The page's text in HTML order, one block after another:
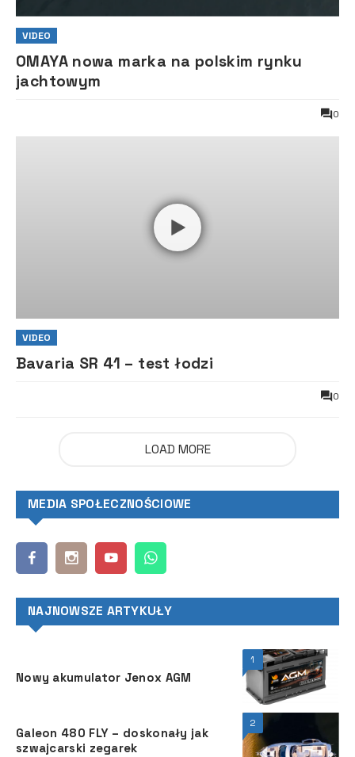
VIDEO
OMAYA nowa marka na polskim rynku
jachtowym
0
VIDEO
Bavaria SR 41 – test łodzi
0
LOAD MORE
MEDIA SPOŁECZNOŚCIOWE
NAJNOWSZE ARTYKUŁY
1
Nowy akumulator Jenox AGM
2
Galeon 480 FLY – doskonały jak
szwajcarski zegarek